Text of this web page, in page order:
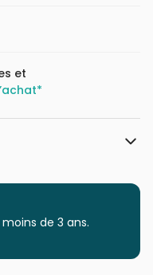
et
Hill
- Animaux de la
de 3 ans.